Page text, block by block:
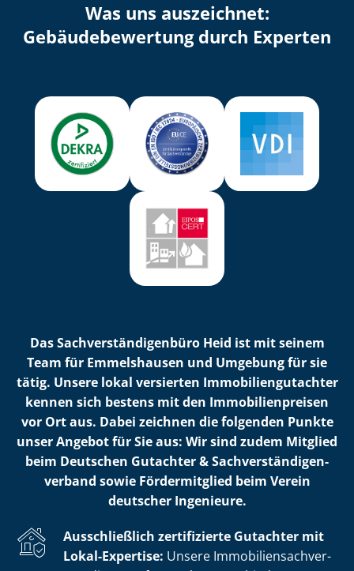
Was uns auszeichnet:
Ge­bäu­de­be­wer­tung durch Experten
Das Sach­ver­stän­di­gen­bü­ro Heid ist mit seinem
Team für Emmelshausen und Umgebung für sie
tätig. Unsere lokal versierten Im­mo­bi­li­en­gut­ach­ter
kennen sich bestens mit den Im­mo­bi­li­en­prei­sen
vor Ort aus. Dabei zeichnen die folgenden Punkte
unser Angebot für Sie aus: Wir sind zudem Mitglied
beim Deutschen Gutachter & Sach­ver­stän­di­gen­
ver­band sowie Fördermitglied beim Verein
deutscher Ingenieure.
Ausschließlich zertifizierte Gutachter mit
Lokal-Expertise: Unsere Im­mo­bi­li­en­sach­ver­